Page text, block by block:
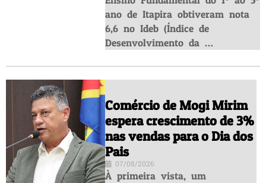
ano de Itapira obtiveram nota
6,6 no Ideb (Índice de
Desenvolvimento da …
Comércio de Mogi Mirim
espera crescimento de 3%
nas vendas para o Dia dos
Pais
07/08/2026
À primeira vista, um